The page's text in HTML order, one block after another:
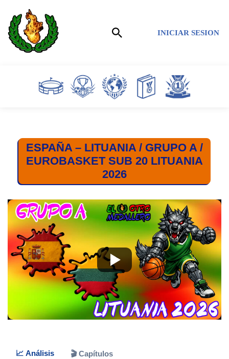
Saltar
al
contenido
INICIAR SESION
ESPAÑA – LITUANIA / GRUPO A /
EUROBASKET SUB 20 LITUANIA
2026
📈 Análisis 🎬 Capítulos